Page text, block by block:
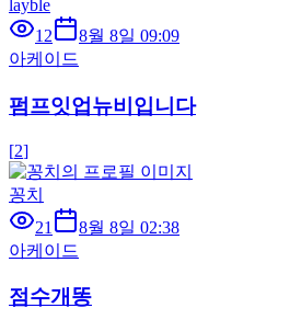
layble
12
8월 8일 09:09
아케이드
펌프잇업뉴비입니다
[2]
꽁치
21
8월 8일 02:38
아케이드
점수개똥